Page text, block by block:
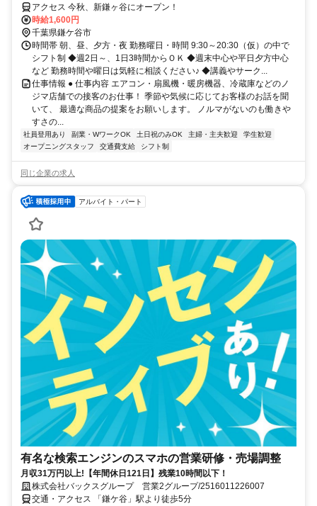
アクセス 今秋、新鎌ヶ谷にオープン！
時給1,600円
千葉県鎌ケ谷市
時間帯 朝、昼、夕方・夜 勤務曜日・時間 9:30～20:30（仮）の中で
シフト制 ◆週2日～、1日3時間からＯＫ ◆週末中心や平日夕方中心
など 勤務時間や曜日は気軽に相談ください♪ ◆講義やサーク...
仕事情報 ● 仕事内容 エアコン・扇風機・暖房機器、冷蔵庫などのノ
ジマ店舗での接客のお仕事！ 季節や気候に応じてお客様のお話を聞
いて、 最適な商品の提案をお願いします。 ノルマがないのも働きや
すさの...
社員登用あり 副業・WワークOK 土日祝のみOK 主婦・主夫歓迎
学生歓迎
オープニングスタッフ
交通費支給 シフト制
同じ企業の求人
アルバイト・パート
有名な検索エンジンのスマホの営業研修・売場調整
月収31万円以上!【年間休日121日】残業10時間以下！
株式会社バックスグループ 営業2グループ/2516011226007
交通・アクセス 「鎌ケ谷」駅より徒歩5分